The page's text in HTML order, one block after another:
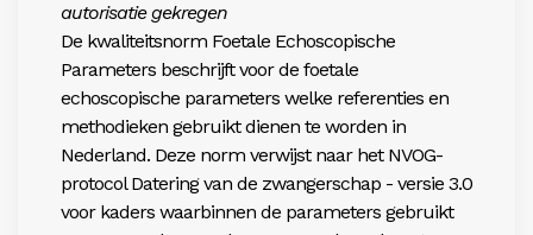
autorisatie gekregen
De kwaliteitsnorm Foetale Echoscopische
Parameters beschrijft voor de foetale
echoscopische parameters welke referenties en
methodieken gebruikt dienen te worden in
Nederland. Deze norm verwijst naar het NVOG-
protocol Datering van de zwangerschap - versie 3.0
voor kaders waarbinnen de parameters gebruikt